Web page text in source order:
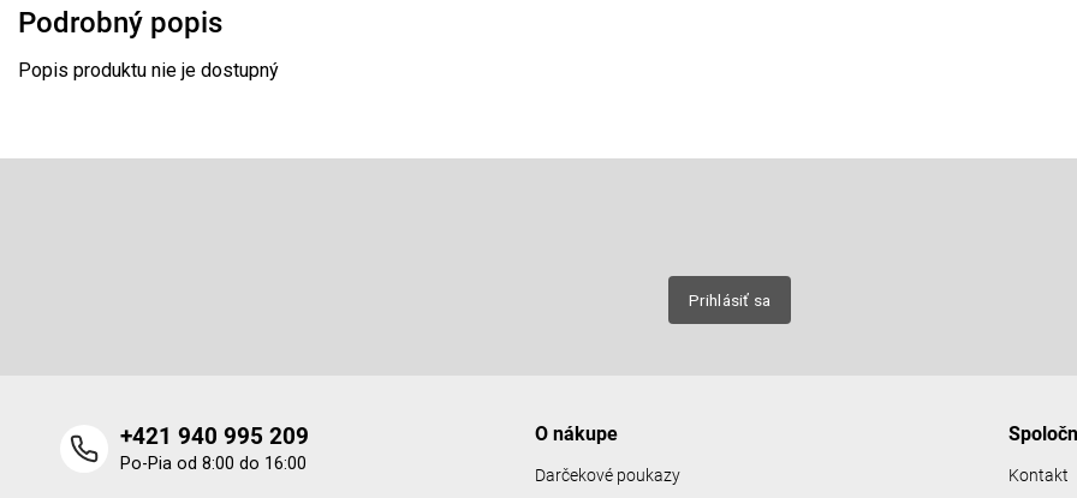
Podrobný popis
Popis produktu nie je dostupný
Prihlásiť sa
+421 940 995 209
Po-Pia od 8:00 do 16:00
O nákupe
Darčekové poukazy
Kontakt